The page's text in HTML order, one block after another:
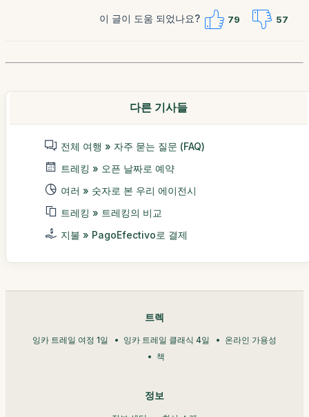
이 글이 도움 되었나요? 79 57
다른 기사들
전체 여행 » 자주 묻는 질문 (FAQ)
트레킹 » 오픈 날짜로 예약
여러 » 숫자로 본 우리 에이전시
트레킹 » 트레킹의 비교
지불 » PagoEfectivo로 결제
트렉
잉카 트레일 여정 1일 잉카 트레일 클래식 4일
온라인 가용성
책
정보